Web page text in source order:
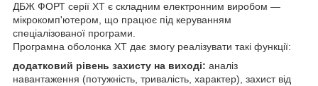
ДБЖ ФОРТ серії XT є складним електронним виробом —
мікрокомп'ютером, що працює під керуванням
спеціалізованої програми.
Програмна оболонка ХТ дає змогу реалізувати такі функції:
додатковий рівень захисту на виході: аналіз
навантаження (потужність, тривалість, характер), захист від